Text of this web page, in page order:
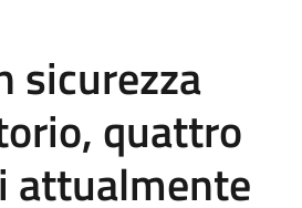
sicurezza
quattro
attualmente